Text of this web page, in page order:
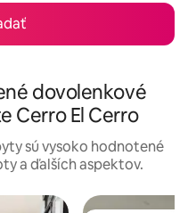
dovolenkové
Cerro El Cerro
sú vysoko hodnotené
a ďalších aspektov.